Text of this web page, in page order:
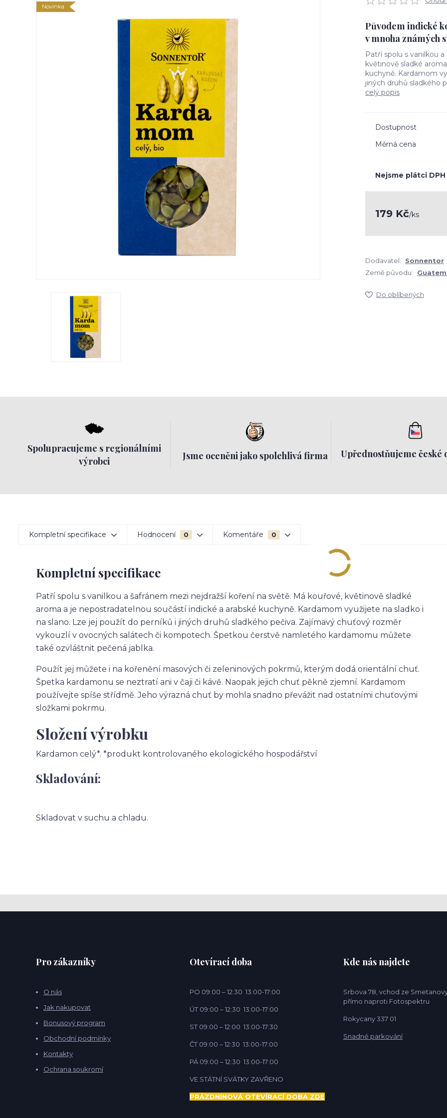
Novinka
Původem indické
v mnoha známých
Patří spolu s vanilkou
květinově sladké
kuchyně. Kardamom
jiných druhů sladkého
celý popis
Dostupnost
Měrná cena
Nejsme plátci DPH
179 Kč/ks
Dodavatel:
Sonnentor
Země původu:
Do oblíbených
Spolupracujeme s regionálními
výrobci
Jsme oceněni jako spolehlivá firma Upřednostňujeme české
Kompletní specifikace Hodnocení 0 Komentáře 0
Kompletní specifikace
Patří spolu s vanilkou a šafránem mezi nejdražší koření na světě. Má kouřové, květinově sladké
aroma a je nepostradatelnou součástí indické a arabské kuchyně. Kardamom využijete na sladko i
na slano. Lze jej použít do perníků i jiných druhů sladkého pečiva. Zajímavý chuťový rozměr
vykouzlí v ovocných salátech či kompotech. Špetkou čerstvě namletého kardamomu můžete
také ozvláštnit pečená jablka.
Použít jej můžete i na kořenění masových či zeleninových pokrmů, kterým dodá orientální chuť.
Špetka kardamonu se neztratí ani v čaji či kávě. Naopak jejich chuť pěkně zjemní. Kardamom
používejte spíše střídmě. Jeho výrazná chuť by mohla snadno převážit nad ostatními chuťovými
složkami pokrmu.
Složení výrobku
Kardamon celý*. *produkt kontrolovaného ekologického hospodářství
Skladování:
Skladovat v suchu a chladu.
Pro zákazníky
O nás
Jak nakupovat
Bonusový program
Obchodní podmínky
Kontakty
Ochrana soukromí
Otevírací doba
PO 09:00 – 12:30 13:00-17:00
ÚT 09:00 – 12:30 13:00-17:00
ST 09:00 – 12:00 13:00-17:30
ČT 09:00 – 12:30 13:00-17:00
PÁ 09:00 – 12:30 13:00-17:00
VE STÁTNÍ SVÁTKY ZAVŘENO
PRÁZDNINOVÁ OTEVÍRACÍ DOBA ZDE
Kde nás najdete
Srbova 78, vchod ze
přímo naproti Fotospektru
Rokycany 337 01
Snadné parkování